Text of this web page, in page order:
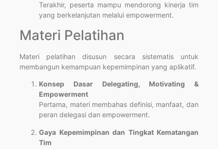
Terakhir, peserta mampu mendorong kinerja tim
yang berkelanjutan melalui empowerment.
Materi Pelatihan
Materi pelatihan disusun secara sistematis untuk
membangun kemampuan kepemimpinan yang aplikatif.
Konsep Dasar Delegating, Motivating &
Empowerment
Pertama, materi membahas definisi, manfaat, dan
peran delegasi dan empowerment.
Gaya Kepemimpinan dan Tingkat Kematangan
Tim